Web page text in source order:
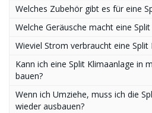
Welches Zubehör gibt es für eine
Welche Geräusche macht eine
Wieviel Strom verbraucht eine Split
Kann ich eine Split Klimaanlage in
bauen?
Wenn ich Umziehe, muss ich die
wieder ausbauen?